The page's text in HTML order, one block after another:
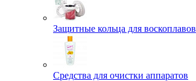
Защитные кольца для воскоплавов
Средства для очистки аппаратов